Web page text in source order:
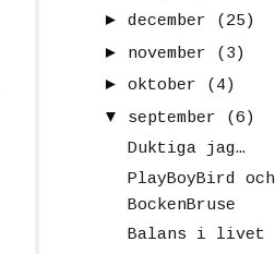
► december
(25)
► november
(3)
► oktober
(4)
▼
september
(6)
Duktiga jag…
PlayBoyBird och
BockenBruse
Balans i livet